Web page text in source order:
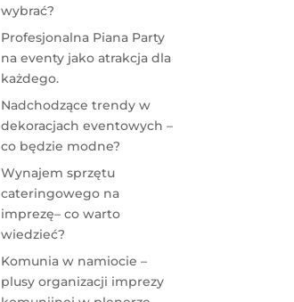
wybrać?
Profesjonalna Piana Party
na eventy jako atrakcja dla
każdego.
Nadchodzące trendy w
dekoracjach eventowych –
co będzie modne?
Wynajem sprzętu
cateringowego na
imprezę– co warto
wiedzieć?
Komunia w namiocie –
plusy organizacji imprezy